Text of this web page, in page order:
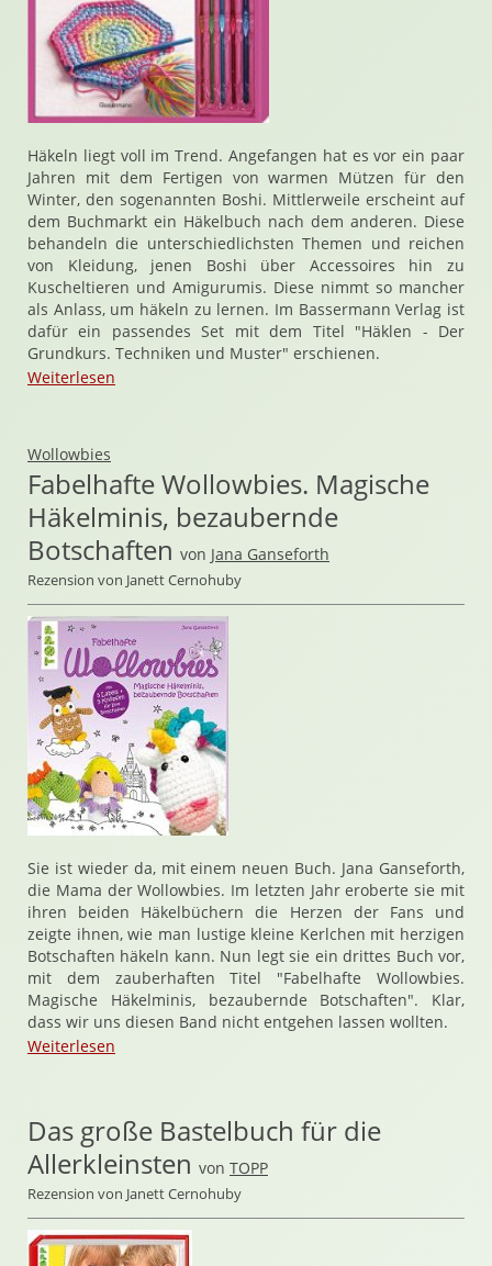
Häkeln liegt voll im Trend. Angefangen hat es vor ein paar
Jahren mit dem Fertigen von warmen Mützen für den
Winter, den sogenannten Boshi. Mittlerweile erscheint auf
dem Buchmarkt ein Häkelbuch nach dem anderen. Diese
behandeln die unterschiedlichsten Themen und reichen
von Kleidung, jenen Boshi über Accessoires hin zu
Kuscheltieren und Amigurumis. Diese nimmt so mancher
als Anlass, um häkeln zu lernen. Im Bassermann Verlag ist
dafür ein passendes Set mit dem Titel "Häklen - Der
Grundkurs. Techniken und Muster" erschienen.
Weiterlesen
Wollowbies
Fabelhafte Wollowbies. Magische
Häkelminis, bezaubernde
Botschaften von Jana Ganseforth
Rezension von Janett Cernohuby
Sie ist wieder da, mit einem neuen Buch. Jana Ganseforth,
die Mama der Wollowbies. Im letzten Jahr eroberte sie mit
ihren beiden Häkelbüchern die Herzen der Fans und
zeigte ihnen, wie man lustige kleine Kerlchen mit herzigen
Botschaften häkeln kann. Nun legt sie ein drittes Buch vor,
mit dem zauberhaften Titel "Fabelhafte Wollowbies.
Magische Häkelminis, bezaubernde Botschaften". Klar,
dass wir uns diesen Band nicht entgehen lassen wollten.
Weiterlesen
Das große Bastelbuch für die
Allerkleinsten von TOPP
Rezension von Janett Cernohuby